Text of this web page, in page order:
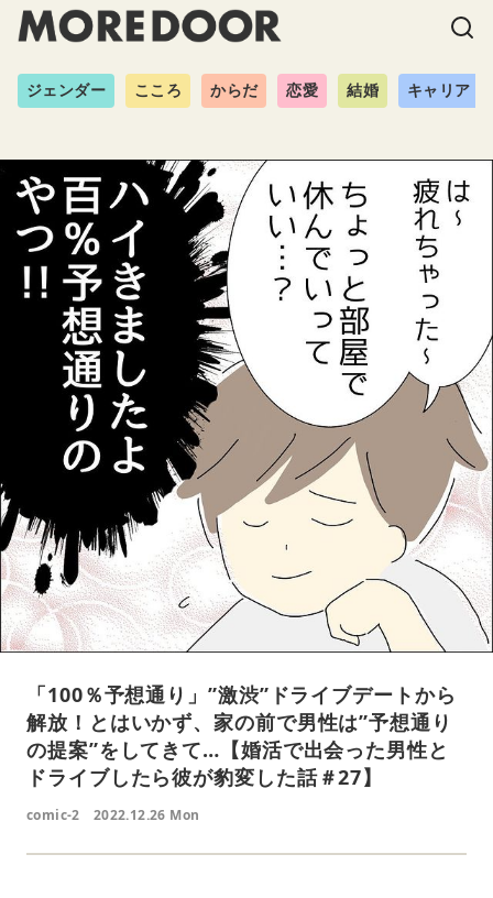
ジェンダー こころ からだ 恋愛 結婚 キャリア
「100％予想通り」”激渋”ドライブデートから
解放！とはいかず、家の前で男性は”予想通り
の提案”をしてきて…【婚活で出会った男性と
ドライブしたら彼が豹変した話＃27】
comic-2 2022.12.26 Mon